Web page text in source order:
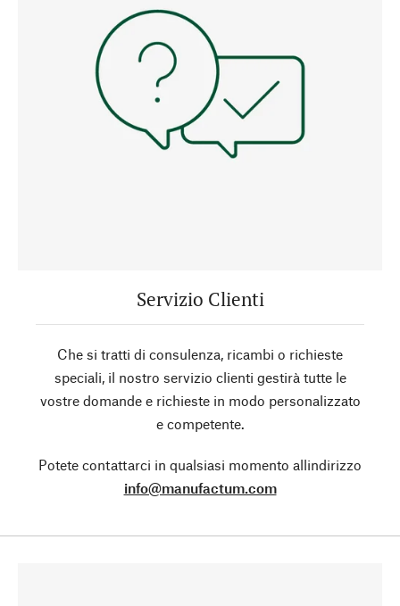
Servizio Clienti
Che si tratti di consulenza, ricambi o richieste
speciali, il nostro servizio clienti gestirà tutte le
vostre domande e richieste in modo personalizzato
e competente.
Potete contattarci in qualsiasi momento allindirizzo
info@manufactum.com